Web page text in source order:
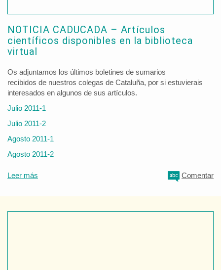
NOTICIA CADUCADA – Artículos
científicos disponibles en la biblioteca
virtual
Os adjuntamos los últimos boletines de sumarios
recibidos de nuestros colegas de Cataluña, por si estuvierais
interesados en algunos de sus artículos.
Julio 2011-1
Julio 2011-2
Agosto 2011-1
Agosto 2011-2
Leer más Comentar